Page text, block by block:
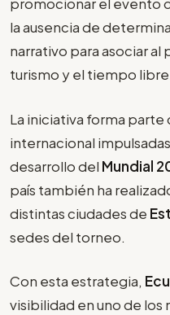
la ausencia de
narrativo para asociar al
turismo y el tiempo
La iniciativa forma
internacional
desarrollo del Mundial
país también ha
distintas ciudades de
sedes del torneo.
Con esta estrategia,
visibilidad en uno de